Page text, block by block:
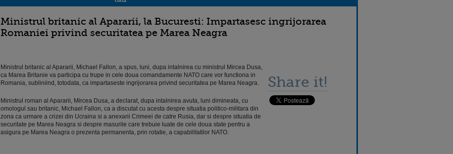
Ministrul britanic al Apararii, la Bucuresti: Impartasesc ingrijorarea
Romaniei privind securitatea pe Marea Neagra
Ministrul britanic al Apararii, Michael Fallon, a spus, luni, dupa intalnirea cu ministrul Mircea Dusa,
ca Marea Britanie va participa cu trupe in cele doua comandamente NATO care vor functiona in
Romania, subliniind, totodata, ca impartaseste ingrijorarea privind securitatea pe Marea Neagra.
Ministrul roman al Apararii, Mircea Dusa, a declarat, dupa intalnirea avuta, luni dimineata, cu
omologul sau britanic, Michael Fallon, ca a discutat cu acesta despre situatia politico-militara din
zona ca urmare a crizei din Ucraina si a anexarii Crimeei de catre Rusia, dar si despre situatia de
securitate pe Marea Neagra si despre masurile care trebuie luate de cele doua state pentru a
asigura pe Marea Neagra o prezenta permanenta, prin rotatie, a capabilitatilor NATO.
Share it!